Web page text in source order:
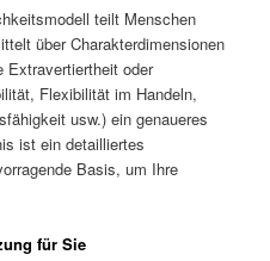
teilt Menschen
über Charakterdimensionen
Extravertiertheit oder
Flexibilität im Handeln,
usw.) ein genaueres
ist ein detailliertes
Basis, um Ihre
für Sie